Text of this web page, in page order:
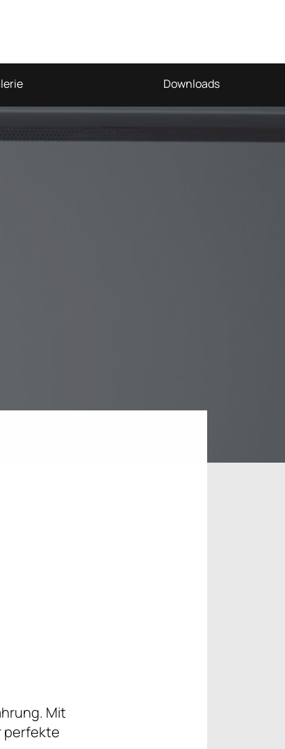
Downloads
Mit
perfekte